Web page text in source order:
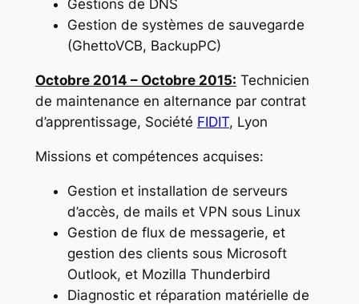
Gestions de DNS
Gestion de systèmes de sauvegarde
(GhettoVCB, BackupPC)
Octobre 2014 – Octobre 2015: Technicien
de maintenance en alternance par contrat
d’apprentissage, Société FIDIT, Lyon
Missions et compétences acquises:
Gestion et installation de serveurs
d’accès, de mails et VPN sous Linux
Gestion de flux de messagerie, et
gestion des clients sous Microsoft
Outlook, et Mozilla Thunderbird
Diagnostic et réparation matérielle de